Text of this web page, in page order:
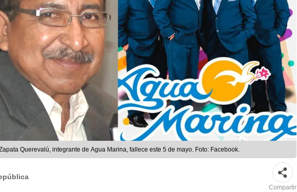
Querevalú, integrante de Agua Marina, fallece este 5 de mayo. Foto: Facebook.
Compartir